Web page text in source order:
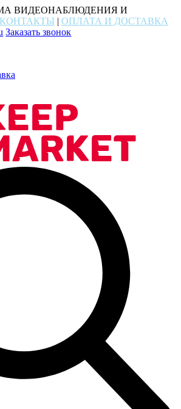
ВИДЕОНАБЛЮДЕНИЯ И
КОНТАКТЫ | ОПЛАТА И ДОСТАВКА
Заказать звонок